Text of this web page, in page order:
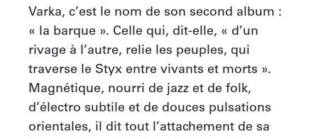
Varka, c’est le nom de son second album :
« la barque ». Celle qui, dit-elle, « d’un
rivage à l’autre, relie les peuples, qui
traverse le Styx entre vivants et morts ».
Magnétique, nourri de jazz et de folk,
d’électro subtile et de douces pulsations
orientales, il dit tout l’attachement de sa